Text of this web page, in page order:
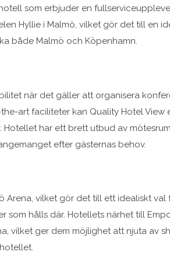
som erbjuder en
Hyllie i Malmö, vilket gör det till en
både Malmö och Köpenhamn.
när det gäller att organisera
art faciliteter kan Quality Hotel View
har ett brett utbud av
efter gästernas behov.
Arena, vilket gör det till ett idealiskt
som hålls där. Hotellets närhet till
vilket ger dem möjlighet att njuta av